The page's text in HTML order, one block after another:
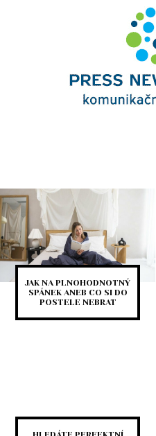
JAK NA PLNOHODNOTNÝ
SPÁNEK ANEB CO SI DO
POSTELE NEBRAT